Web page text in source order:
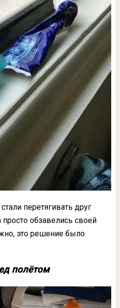
перетягивать друг
обзавелись своей
это решение было
полётом